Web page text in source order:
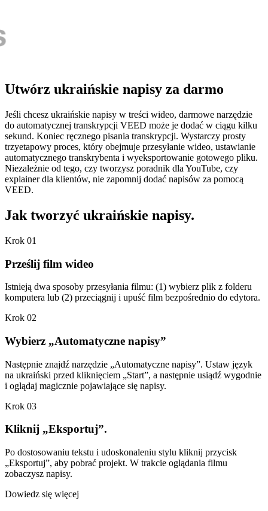
Utwórz ukraińskie napisy za darmo
Jeśli chcesz ukraińskie napisy w treści wideo, darmowe narzędzie
do automatycznej transkrypcji VEED może je dodać w ciągu kilku
sekund. Koniec ręcznego pisania transkrypcji. Wystarczy prosty
trzyetapowy proces, który obejmuje przesyłanie wideo, ustawianie
automatycznego transkrybenta i wyeksportowanie gotowego pliku.
Niezależnie od tego, czy tworzysz poradnik dla YouTube, czy
explainer dla klientów, nie zapomnij dodać napisów za pomocą
VEED.
Jak tworzyć ukraińskie napisy.
Krok 01
Prześlij film wideo
Istnieją dwa sposoby przesyłania filmu: (1) wybierz plik z folderu
komputera lub (2) przeciągnij i upuść film bezpośrednio do edytora.
Krok 02
Wybierz „Automatyczne napisy”
Następnie znajdź narzędzie „Automatyczne napisy”. Ustaw język
na ukraiński przed kliknięciem „Start”, a następnie usiądź wygodnie
i oglądaj magicznie pojawiające się napisy.
Krok 03
Kliknij „Eksportuj”.
Po dostosowaniu tekstu i udoskonaleniu stylu kliknij przycisk
„Eksportuj”, aby pobrać projekt. W trakcie oglądania filmu
zobaczysz napisy.
Dowiedz się więcej